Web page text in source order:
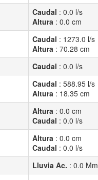
Caudal : 0.0 l/s
Altura : 0.0 cm
Caudal : 1273.0 l/s
Altura : 70.28 cm
Caudal : 0.0 l/s
Caudal : 588.95 l/s
Altura : 18.35 cm
Altura : 0.0 cm
Caudal : 0.0 l/s
Altura : 0.0 cm
Caudal : 0.0 l/s
Lluvia Ac. : 0.0 Mm